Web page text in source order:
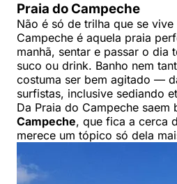
Praia do Campeche
Não é só de trilha que se vive
Campeche é aquela praia
manhã, sentar e passar o dia
suco ou drink. Banho nem
costuma ser bem agitado —
surfistas, inclusive sediando
Da Praia do Campeche saem
Campeche, que fica a cerca
merece um tópico só dela